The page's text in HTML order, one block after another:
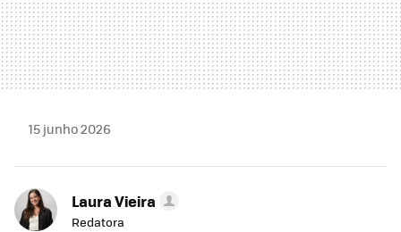
15 junho 2026
Laura Vieira
Redatora